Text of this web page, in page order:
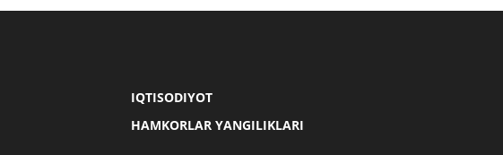
IQTISODIYOT
HAMKORLAR YANGILIKLARI